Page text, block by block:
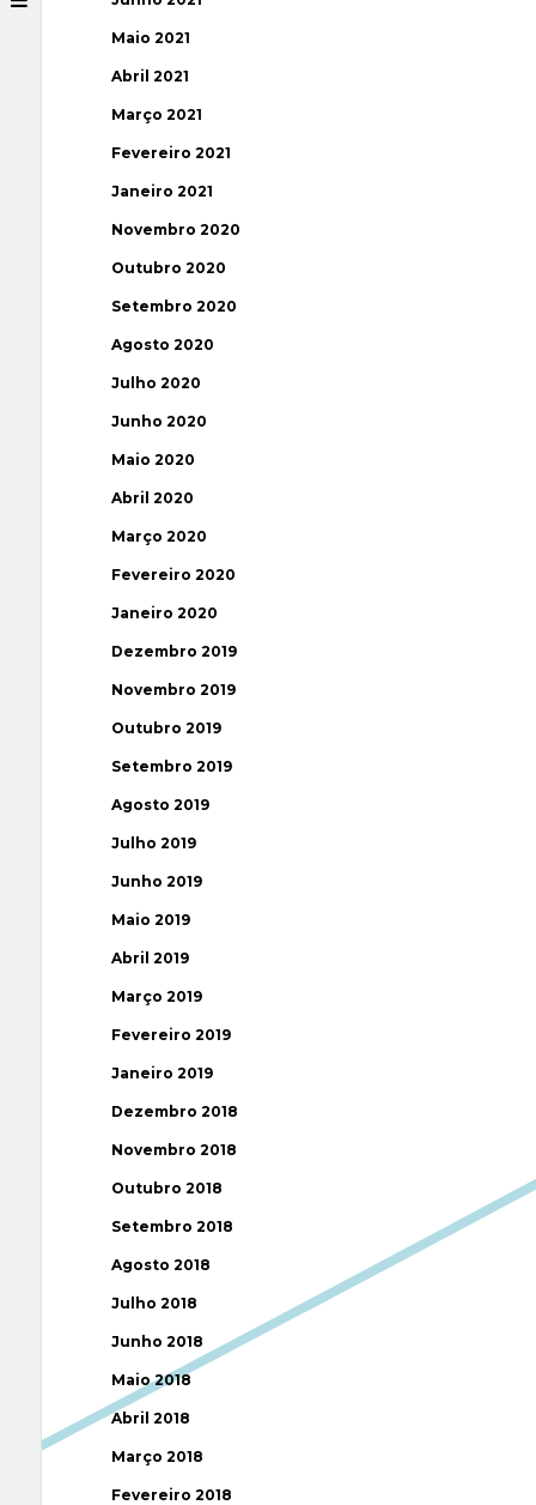
Maio 2021
Abril 2021
Março 2021
Fevereiro 2021
Janeiro 2021
Novembro 2020
Outubro 2020
Setembro 2020
Agosto 2020
Julho 2020
Junho 2020
Maio 2020
Abril 2020
Março 2020
Fevereiro 2020
Janeiro 2020
Dezembro 2019
Novembro 2019
Outubro 2019
Setembro 2019
Agosto 2019
Julho 2019
Junho 2019
Maio 2019
Abril 2019
Março 2019
Fevereiro 2019
Janeiro 2019
Dezembro 2018
Novembro 2018
Outubro 2018
Setembro 2018
Agosto 2018
Julho 2018
Junho 2018
Maio 2018
Abril 2018
Março 2018
Fevereiro 2018